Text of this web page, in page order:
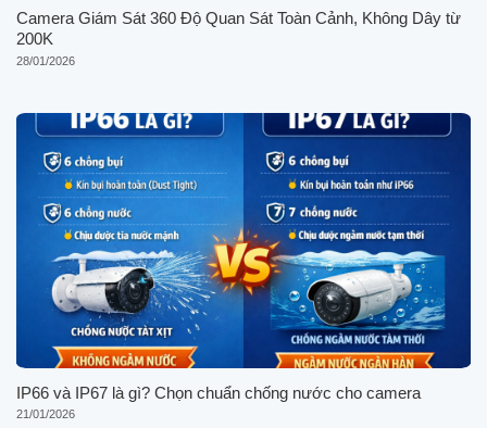
Camera Giám Sát 360 Độ Quan Sát Toàn Cảnh, Không Dây từ
200K
28/01/2026
IP66 và IP67 là gì? Chọn chuẩn chống nước cho camera
21/01/2026